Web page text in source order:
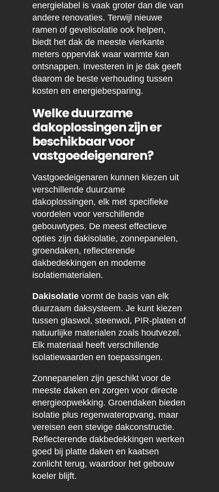
energielabel is vaak groter dan die van
andere renovaties. Terwijl nieuwe
ramen of gevelisolatie ook helpen,
biedt het dak de meeste vierkante
meters oppervlak waar warmte kan
ontsnappen. Investeren in je dak geeft
daarom de beste verhouding tussen
kosten en energiebesparing.
Welke duurzame
dakoplossingen zijn er
beschikbaar voor
vastgoedeigenaren?
Vastgoedeigenaren kunnen kiezen uit
verschillende duurzame
dakoplossingen, elk met specifieke
voordelen voor verschillende
gebouwtypes. De meest effectieve
opties zijn dakisolatie, zonnepanelen,
groendaken, reflecterende
dakbedekkingen en moderne
isolatiematerialen.
Dakisolatievormt de basis van elk
duurzaam daksysteem. Je kunt kiezen
tussen glaswol, steenwol, PIR-platen of
natuurlijke materialen zoals houtvezel.
Elk materiaal heeft verschillende
isolatiewaarden en toepassingen.
Zonnepanelen zijn geschikt voor de
meeste daken en zorgen voor directe
energieopwekking. Groendaken bieden
isolatie plus regenwateropvang, maar
vereisen een stevige dakconstructie.
Reflecterende dakbedekkingen werken
goed bij platte daken en kaatsen
zonlicht terug, waardoor het gebouw
koeler blijft.